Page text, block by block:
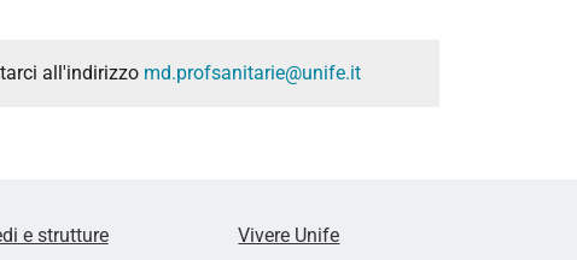
all'indirizzo md.profsanitarie@unife.it
e strutture
Vivere Unife